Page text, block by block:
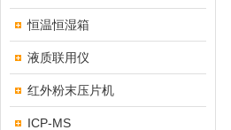
恒温恒湿箱
液质联用仪
红外粉末压片机
ICP-MS